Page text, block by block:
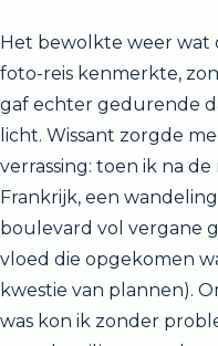
Het bewolkte weer wat
foto-reis kenmerkte,
gaf echter gedurende
licht. Wissant zorgde
verrassing: toen ik na
Frankrijk, een
boulevard vol vergane
vloed die opgekomen
kwestie van plannen).
was kon ik zonder